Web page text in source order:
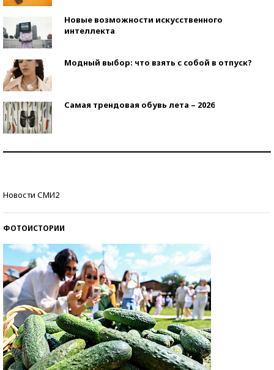
Новые возможности искусственного
интеллекта
Модный выбор: что взять с собой в отпуск?
Самая трендовая обувь лета – 2026
Новости СМИ2
ФОТОИСТОРИИ